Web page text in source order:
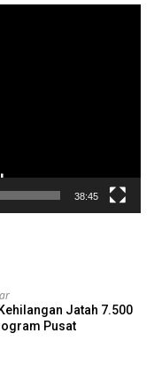
38:45
Jatah 7.500
Pusat